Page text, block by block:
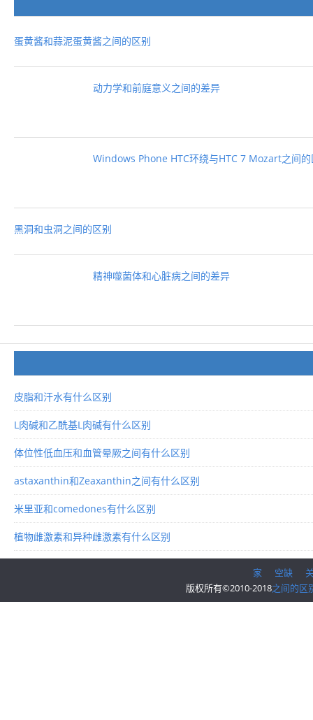
蛋黄酱和蒜泥蛋黄酱之间的区别
动力学和前庭意义之间的差异
Windows Phone HTC环绕与HTC 7 Mozart之间的
黑洞和虫洞之间的区别
精神噬菌体和心脏病之间的差异
皮脂和汗水有什么区别
L肉碱和乙酰基L肉碱有什么区别
体位性低血压和血管晕厥之间有什么区别
astaxanthin和Zeaxanthin之间有什么区别
米里亚和comedones有什么区别
植物雌激素和异种雌激素有什么区别
家 空缺
版权所有©2010-2018之间的区